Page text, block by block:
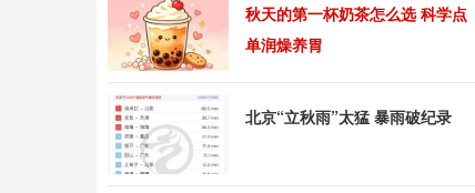
秋天的第一杯奶茶怎么选 科学点
单润燥养胃
北京“立秋雨”太猛 暴雨破纪录